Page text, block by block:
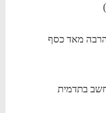
הרבה מאד כסף
בתדמית